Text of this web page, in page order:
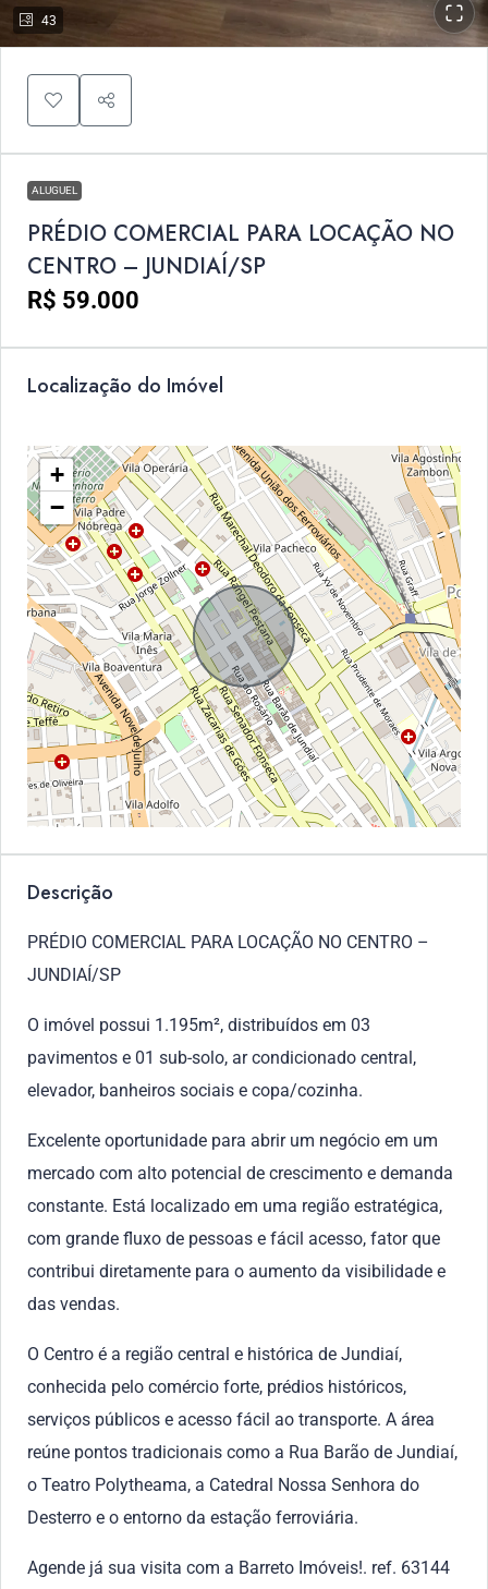
43
ALUGUEL
PRÉDIO COMERCIAL PARA LOCAÇÃO NO
CENTRO – JUNDIAÍ/SP
R$ 59.000
Localização do Imóvel
+
−
Descrição
PRÉDIO COMERCIAL PARA LOCAÇÃO NO CENTRO –
JUNDIAÍ/SP
O imóvel possui 1.195m², distribuídos em 03
pavimentos e 01 sub-solo, ar condicionado central,
elevador, banheiros sociais e copa/cozinha.
Excelente oportunidade para abrir um negócio em um
mercado com alto potencial de crescimento e demanda
constante. Está localizado em uma região estratégica,
com grande fluxo de pessoas e fácil acesso, fator que
contribui diretamente para o aumento da visibilidade e
das vendas.
O Centro é a região central e histórica de Jundiaí,
conhecida pelo comércio forte, prédios históricos,
serviços públicos e acesso fácil ao transporte. A área
reúne pontos tradicionais como a Rua Barão de Jundiaí,
o Teatro Polytheama, a Catedral Nossa Senhora do
Desterro e o entorno da estação ferroviária.
Agende já sua visita com a Barreto Imóveis!. ref. 63144